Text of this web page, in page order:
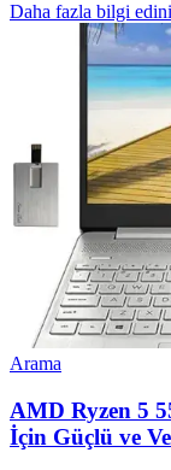
Daha fazla bilgi
Arama
AMD Ryzen 5
İçin Güçlü ve